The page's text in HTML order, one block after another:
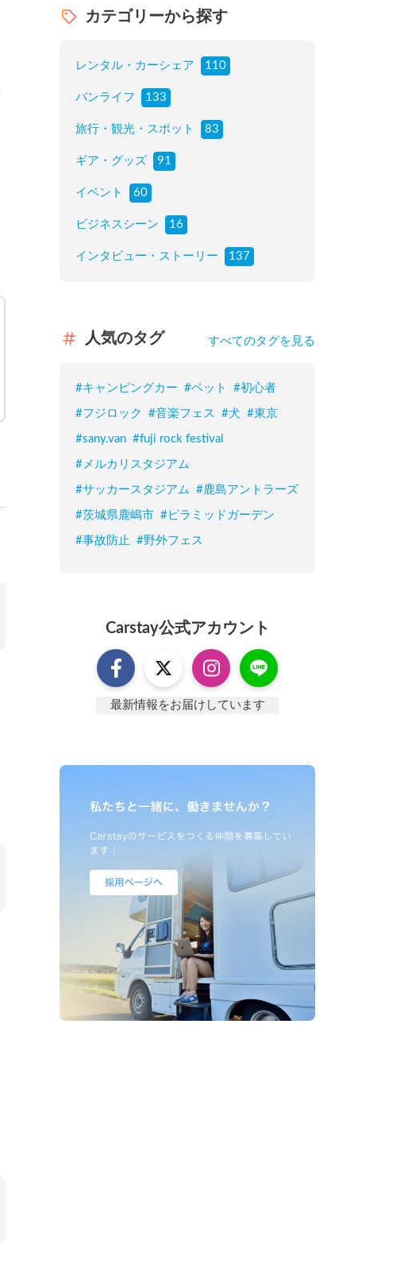
カテゴリーから探す
レンタル・カーシェア 110
バンライフ 133
旅行・観光・スポット 83
ギア・グッズ 91
イベント 60
ビジネスシーン 16
インタビュー・ストーリー 137
人気のタグ すべてのタグを見る
#キャンピングカー #ペット #初心者
#フジロック #音楽フェス #犬 #東京
#sany.van #fuji rock festival
#メルカリスタジアム
#サッカースタジアム #鹿島アントラーズ
#茨城県鹿嶋市 #ピラミッドガーデン
#事故防止 #野外フェス
Carstay公式アカウント
最新情報をお届けしています